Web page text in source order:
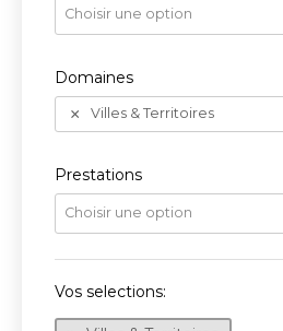
Choisir une option
Domaines
Villes & Territoires
Prestations
Choisir une option
Vos selections: